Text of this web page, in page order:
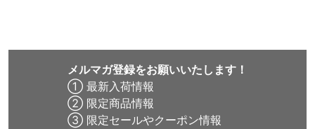
メルマガ登録をお願いいたします！
① 最新入荷情報
② 限定商品情報
③ 限定セールやクーポン情報